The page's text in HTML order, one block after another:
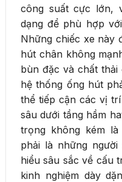
công suất cực lớn,
dạng để phù hợp
Những chiếc xe này
hút chân không
bùn đặc và chất
hệ thống ống hút
thể tiếp cận các vị
sâu dưới tầng hầm
trọng không kém
phải là những
hiểu sâu sắc về cấu
kinh nghiệm dày